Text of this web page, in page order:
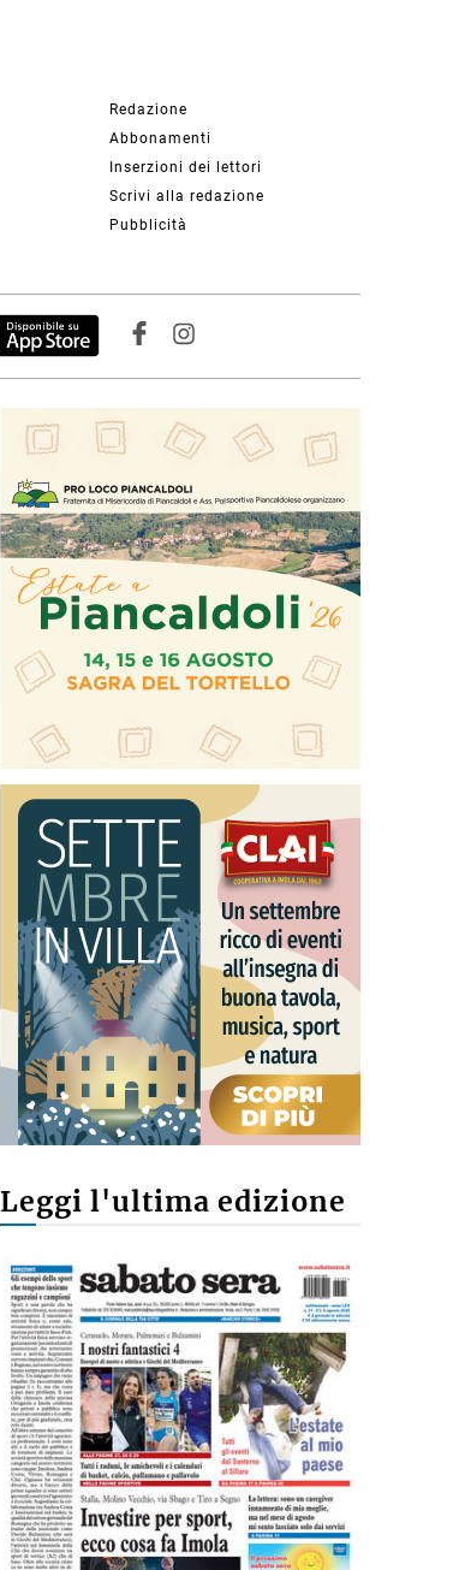
Redazione
Abbonamenti
Inserzioni dei lettori
Scrivi alla redazione
Pubblicità
Leggi l'ultima edizione